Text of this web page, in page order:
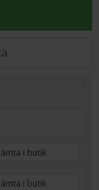
i butik
i butik